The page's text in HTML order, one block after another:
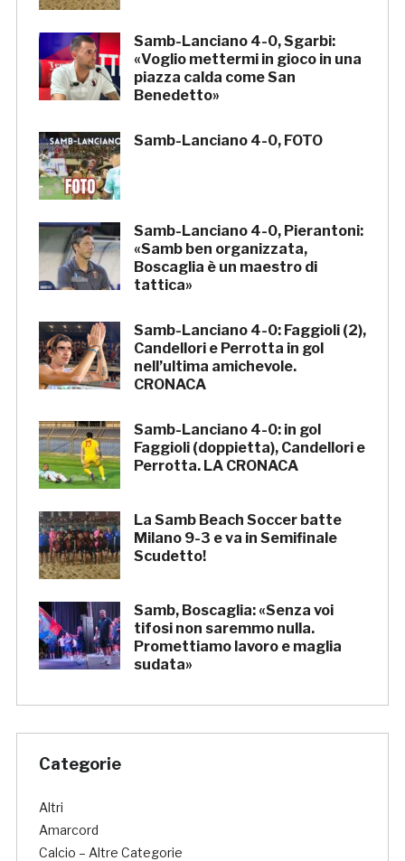
Samb-Lanciano 4-0, Sgarbi:
«Voglio mettermi in gioco in una
piazza calda come San
Benedetto»
Samb-Lanciano 4-0, FOTO
Samb-Lanciano 4-0, Pierantoni:
«Samb ben organizzata,
Boscaglia è un maestro di
tattica»
Samb-Lanciano 4-0: Faggioli (2),
Candellori e Perrotta in gol
nell’ultima amichevole.
CRONACA
Samb-Lanciano 4-0: in gol
Faggioli (doppietta), Candellori e
Perrotta. LA CRONACA
La Samb Beach Soccer batte
Milano 9-3 e va in Semifinale
Scudetto!
Samb, Boscaglia: «Senza voi
tifosi non saremmo nulla.
Promettiamo lavoro e maglia
sudata»
Categorie
Altri
Amarcord
Calcio – Altre Categorie